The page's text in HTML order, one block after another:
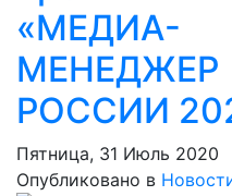
«МЕДИА-
МЕНЕДЖЕР
РОССИИ
Пятница, 31 Июль 2020
Опубликовано в